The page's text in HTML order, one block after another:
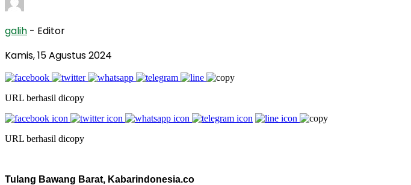
galih - Editor
Kamis, 15 Agustus 2024
URL berhasil dicopy
URL berhasil dicopy
Tulang Bawang Barat, Kabarindonesia.co